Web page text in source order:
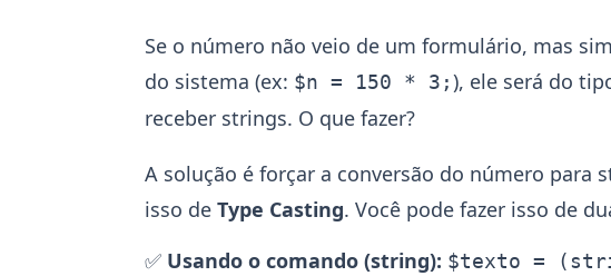
Se o número não veio de um formulário, mas
do sistema (ex: $n = 150 * 3;), ele será do
receber strings. O que fazer?
A solução é forçar a conversão do número para
isso de Type Casting. Você pode fazer isso de
✅ Usando o comando (string): $texto =